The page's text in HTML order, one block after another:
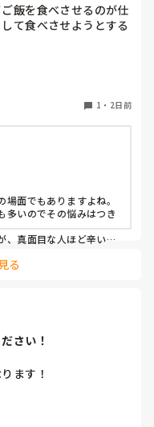
飯を食べさせるのが仕
て食べさせようとする
に気づき対応しました
。
人と早番の2人体制で
しておらず、この2人
えればいい。トイレに
題だみたい平気で言う
が、きちんと見守りの
ーを出しているので、
ではないかと怖すぎて
1 ・ 2日前
面でもありますよね。
多いのでその悩みはつき
、真面目な人ほど辛いお
る
さい！
ます！